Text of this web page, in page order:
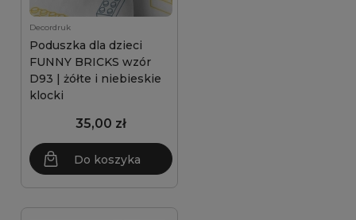
Decordruk
Poduszka dla dzieci
FUNNY BRICKS wzór
D93 | żółte i niebieskie
klocki
35,00 zł
Do koszyka